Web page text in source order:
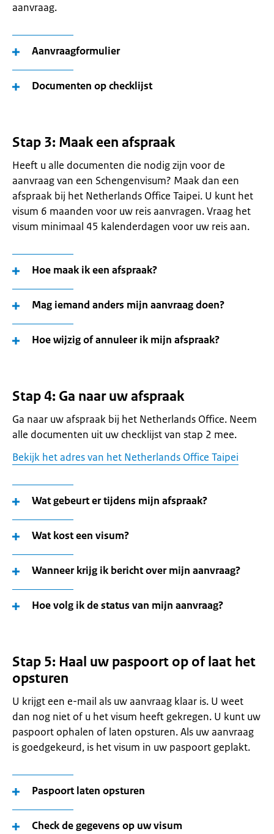
aanvraag.
Aanvraagformulier
Documenten op checklijst
Stap 3: Maak een afspraak
Heeft u alle documenten die nodig zijn voor de
aanvraag van een Schengenvisum? Maak dan een
afspraak bij het Netherlands Office Taipei. U kunt het
visum 6 maanden voor uw reis aanvragen. Vraag het
visum minimaal 45 kalenderdagen voor uw reis aan.
Hoe maak ik een afspraak?
Mag iemand anders mijn aanvraag doen?
Hoe wijzig of annuleer ik mijn afspraak?
Stap 4: Ga naar uw afspraak
Ga naar uw afspraak bij het Netherlands Office. Neem
alle documenten uit uw checklijst van stap 2 mee.
Bekijk het adres van het Netherlands Office Taipei
Wat gebeurt er tijdens mijn afspraak?
Wat kost een visum?
Wanneer krijg ik bericht over mijn aanvraag?
Hoe volg ik de status van mijn aanvraag?
Stap 5: Haal uw paspoort op of laat het
opsturen
U krijgt een e-mail als uw aanvraag klaar is. U weet
dan nog niet of u het visum heeft gekregen. U kunt uw
paspoort ophalen of laten opsturen. Als uw aanvraag
is goedgekeurd, is het visum in uw paspoort geplakt.
Paspoort laten opsturen
Check de gegevens op uw visum